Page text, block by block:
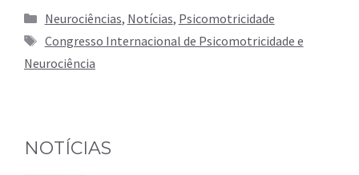
Categorias
Neurociências, Notícias, Psicomotricidade
Tags
Congresso Internacional de Psicomotricidade e
Neurociência
NOTÍCIAS